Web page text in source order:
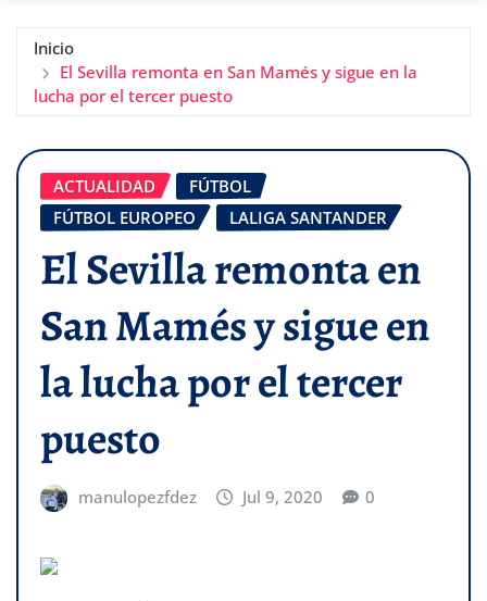
Inicio
El Sevilla remonta en San Mamés y sigue en la
lucha por el tercer puesto
ACTUALIDAD
FÚTBOL
FÚTBOL EUROPEO
LALIGA SANTANDER
El Sevilla remonta en
San Mamés y sigue en
la lucha por el tercer
puesto
manulopezfdez Jul 9, 2020 0